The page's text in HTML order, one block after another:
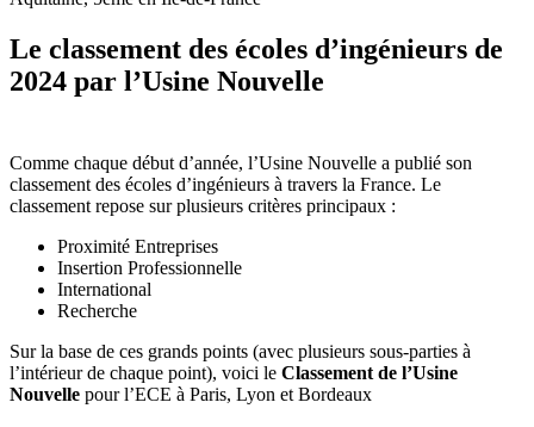
Le classement des écoles d’ingénieurs de
2024 par l’Usine Nouvelle
Comme chaque début d’année, l’Usine Nouvelle a publié son
classement des écoles d’ingénieurs à travers la France. Le
classement repose sur plusieurs critères principaux :
Proximité Entreprises
Insertion Professionnelle
International
Recherche
Sur la base de ces grands points (avec plusieurs sous-parties à
l’intérieur de chaque point), voici le Classement de l’Usine
Nouvelle pour l’ECE à Paris, Lyon et Bordeaux